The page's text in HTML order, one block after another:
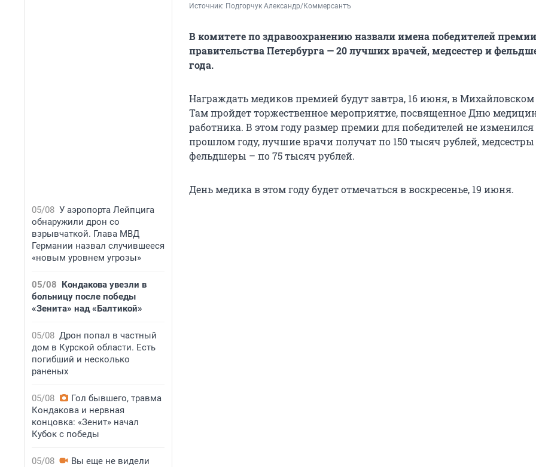
05/08 У аэропорта Лейпцига
обнаружили дрон со
взрывчаткой. Глава МВД
Германии назвал случившееся
«новым уровнем угрозы»
05/08 Кондакова увезли в
больницу после победы
«Зенита» над «Балтикой»
05/08 Дрон попал в частный
дом в Курской области. Есть
погибший и несколько
раненых
05/08
Гол бывшего, травма
Кондакова и нервная
концовка: «Зенит» начал
Кубок с победы
05/08
Вы еще не видели
Источник: Подгорчук Александр/Коммерсантъ
В комитете по здравоохранению назвали имена победителей премии
правительства Петербурга — 20 лучших врачей, медсестер и
года.
Награждать медиков премией будут завтра, 16 июня, в Михайловском
Там пройдет торжественное мероприятие, посвященное Дню
работника. В этом году размер премии для победителей не
прошлом году, лучшие врачи получат по 150 тысяч рублей,
фельдшеры – по 75 тысяч рублей.
День медика в этом году будет отмечаться в воскресенье, 19 июня.